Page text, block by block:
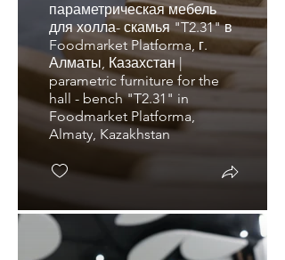
параметрическая мебель
для холла- скамья "T2.31" в
Foodmarket Platforma, г.
Алматы, Казахстан |
parametric furniture for the
hall - bench "T2.31" in
Foodmarket Platforma,
Almaty, Kazakhstan